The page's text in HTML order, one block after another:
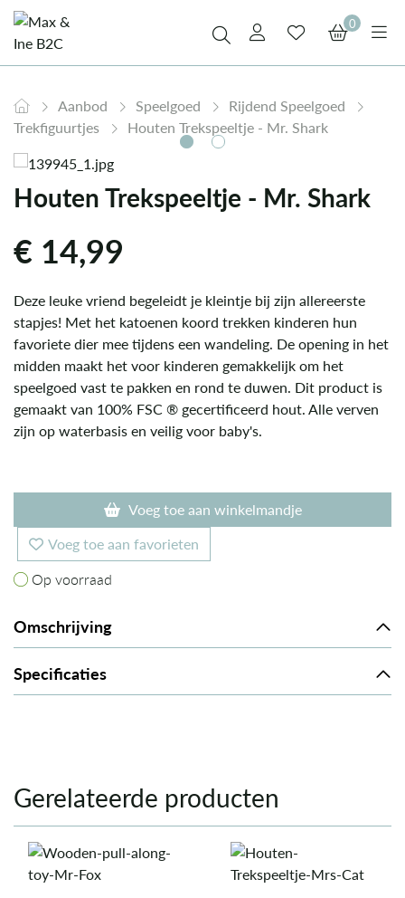
0
Aanbod Speelgoed
Rijdend Speelgoed
Trekfiguurtjes
Houten Trekspeeltje - Mr. Shark
Houten Trekspeeltje - Mr. Shark
€ 14,99
Deze leuke vriend begeleidt je kleintje bij zijn allereerste
stapjes! Met het katoenen koord trekken kinderen hun
favoriete dier mee tijdens een wandeling. De opening in het
midden maakt het voor kinderen gemakkelijk om het
speelgoed vast te pakken en rond te duwen. Dit product is
gemaakt van 100% FSC ® gecertificeerd hout. Alle verven
zijn op waterbasis en veilig voor baby's.
Voeg toe aan winkelmandje
Voeg toe aan favorieten
Op voorraad
Op voorraad
Omschrijving
Specificaties
Gerelateerde producten